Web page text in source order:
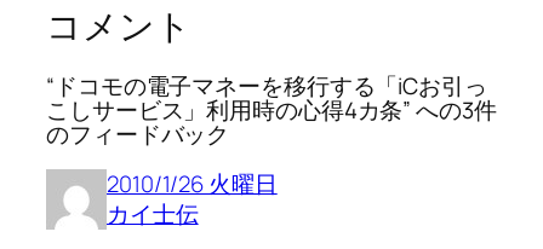
コメント
“ドコモの電子マネーを移行する「iCお引っ
こしサービス」利用時の心得4カ条” への3件
のフィードバック
2010/1/26 火曜日
カイ士伝